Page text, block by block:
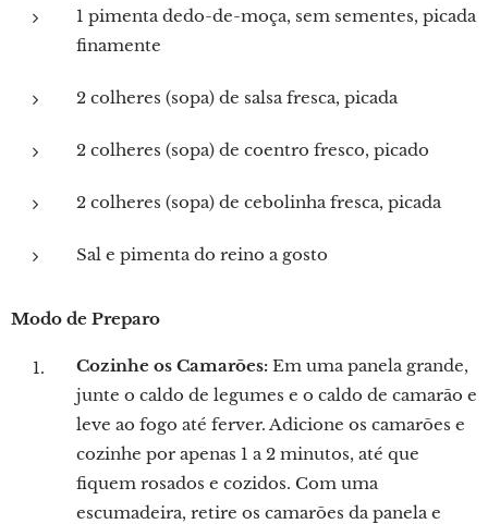
1 pimenta dedo-de-moça, sem sementes, picada
finamente
2 colheres (sopa) de salsa fresca, picada
2 colheres (sopa) de coentro fresco, picado
2 colheres (sopa) de cebolinha fresca, picada
Sal e pimenta do reino a gosto
Modo de Preparo
Cozinhe os Camarões: Em uma panela grande,
junte o caldo de legumes e o caldo de camarão e
leve ao fogo até ferver. Adicione os camarões e
cozinhe por apenas 1 a 2 minutos, até que
fiquem rosados e cozidos. Com uma
escumadeira, retire os camarões da panela e